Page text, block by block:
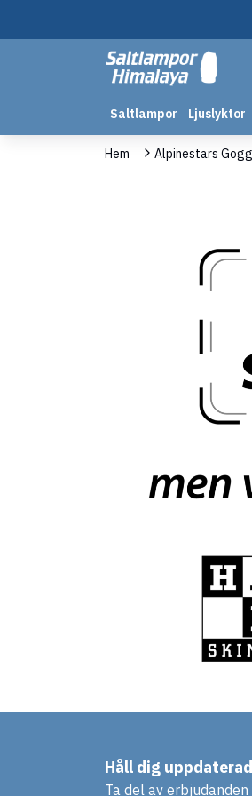
Saltlampor Ljuslyktor
Hem Alpinestars
Håll dig
Ta del av erbjudanden